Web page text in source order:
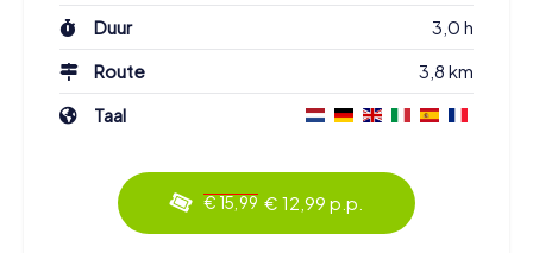
Duur
3,0 h
Route
3,8 km
Taal
€ 15,99 € 12,99 p.p.